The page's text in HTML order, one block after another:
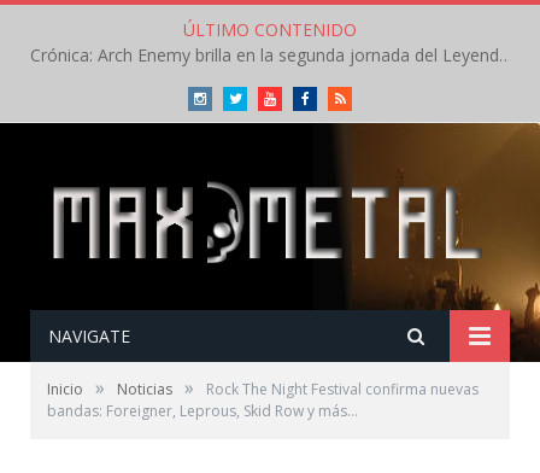
ÚLTIMO CONTENIDO
Crónica: Arch Enemy brilla en la segunda jornada del Leyendas del Rock – Jueves – Agosto 2026
InstagramTwitterYoutubeFacebookRSS
NAVIGATE
Inicio » Noticias »
Rock The Night Festival confirma nuevas
bandas: Foreigner, Leprous, Skid Row y más…